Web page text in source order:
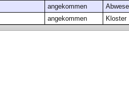
angekommen
angekommen Kloster